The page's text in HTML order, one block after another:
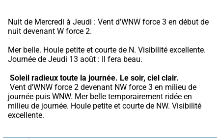
Nuit de Mercredi à Jeudi : Vent d'WNW force 3 en début de
nuit devenant W force 2.
Mer belle. Houle petite et courte de N. Visibilité excellente.
Journée de Jeudi 13 août : Il fera beau.
Soleil radieux toute la journée. Le soir, ciel clair.
journée puis WNW. Mer belle temporairement ridée en
milieu de journée. Houle petite et courte de NW. Visibilité
excellente.